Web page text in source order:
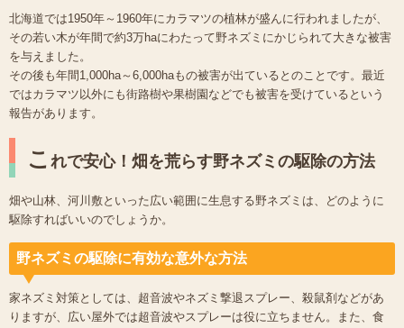
北海道では1950年～1960年にカラマツの植林が盛んに行われましたが、
その若い木が年間で約3万haにわたって野ネズミにかじられて大きな被害
を与えました。
その後も年間1,000ha～6,000haもの被害が出ているとのことです。最近
ではカラマツ以外にも街路樹や果樹園などでも被害を受けているという
報告があります。
こ れで安心！畑を荒らす野ネズミの駆除の方法
畑や山林、河川敷といった広い範囲に生息する野ネズミは、どのように
駆除すればいいのでしょうか。
野ネズミの駆除に有効な意外な方法
家ネズミ対策としては、超音波やネズミ撃退スプレー、殺鼠剤などがあ
りますが、広い屋外では超音波やスプレーは役に立ちません。また、食